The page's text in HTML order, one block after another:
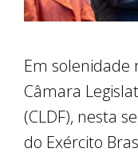
Em solenidade
Câmara
(CLDF), nesta
do Exército